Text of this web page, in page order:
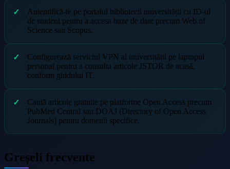
Autentifică-te pe portalul bibliotecii universității cu ID-ul
de student pentru a accesa baze de date precum Web of
Science sau Scopus.
Configurează serviciul VPN al universității pe laptopul
personal pentru a consulta articole JSTOR de acasă,
conform ghidului IT.
Caută articole gratuite pe platforme Open Access precum
PubMed Central sau DOAJ (Directory of Open Access
Journals) pentru domenii specifice.
Greșeli frecvente